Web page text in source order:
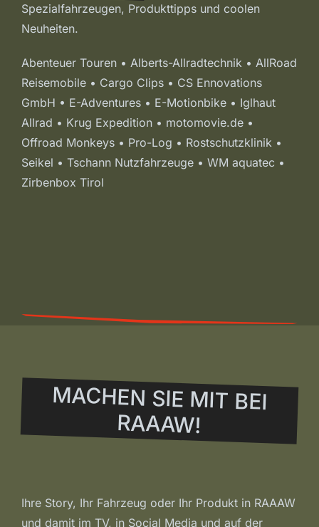
Spezialfahrzeugen, Produkttipps und coolen
Neuheiten.
Abenteuer Touren • Alberts-Allradtechnik • AllRoad
Reisemobile • Cargo Clips • CS Ennovations
GmbH • E-Adventures • E-Motionbike • Iglhaut
Allrad • Krug Expedition • motomovie.de •
Offroad Monkeys • Pro-Log • Rostschutzklinik •
Seikel • Tschann Nutzfahrzeuge • WM aquatec •
Zirbenbox Tirol
MACHEN SIE MIT BEI
RAAAW!
Ihre Story, Ihr Fahrzeug oder Ihr Produkt in RAAAW
und damit im TV, in Social Media und auf der